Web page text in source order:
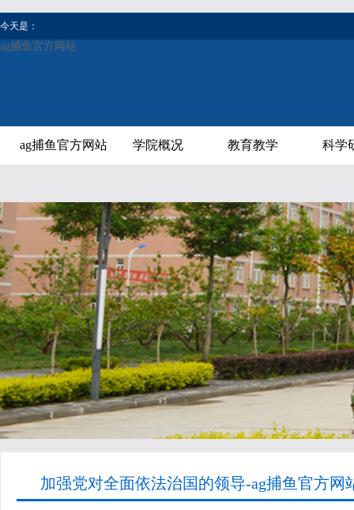
今天是：
ag捕鱼官方网站
ag捕鱼官方网站 学院概况 教育教学 科学
加强党对全面依法治国的领导-ag捕鱼官方网